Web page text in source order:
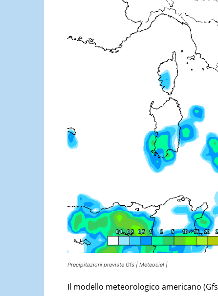
Precipitazioni previste Gfs | Meteociel |
Il modello meteorologico americano